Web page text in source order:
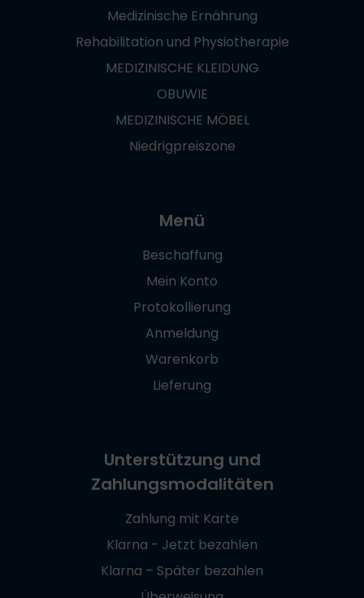
Medizinische Ernährung
Rehabilitation und Physiotherapie
MEDIZINISCHE KLEIDUNG
OBUWIE
MEDIZINISCHE MÖBEL
Niedrigpreiszone
Menü
Beschaffung
Mein Konto
Protokollierung
Anmeldung
Warenkorb
Lieferung
Unterstützung und
Zahlungsmodalitäten
Zahlung mit Karte
Klarna - Jetzt bezahlen
Klarna – Später bezahlen